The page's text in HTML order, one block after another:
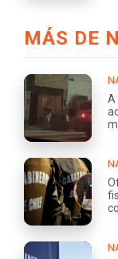
MÁS DE
A